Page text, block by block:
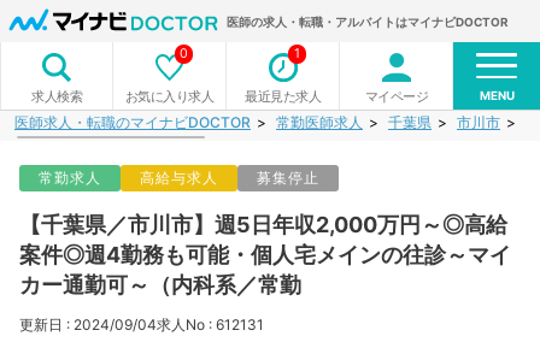
医師の求人・転職・アルバイトはマイナビDOCTOR
求人検索 お気に入り求人
0
最近見た求人
1
マイページ MENU
医師求人・転職のマイナビDOCTOR 常勤医師求人 千葉県 市川市
常勤求人 高給与求人 募集停止
【千葉県／市川市】週5日年収2,000万円～◎高給
案件◎週4勤務も可能・個人宅メインの往診～マイ
カー通勤可～（内科系／常勤
更新日 : 2024/09/04求人No : 612131